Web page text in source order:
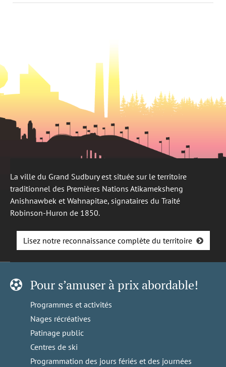
nouvel
dans
La ville du Grand Sudbury est située sur le territoire
traditionnel des Premières Nations Atikameksheng
Anishnawbek et Wahnapitae, signataires du Traité
Robinson-Huron de 1850.
Lisez notre reconnaissance complète du territoire
Pour s’amuser à prix abordable!
Programmes et activités
Nages récréatives
Patinage public
Centres de ski
Programmation des jours fériés et des journées